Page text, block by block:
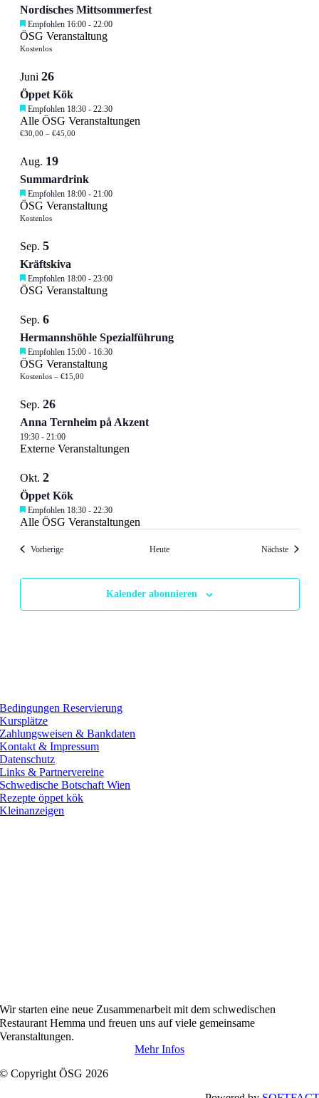
Nordisches Mittsommerfest
Empfohlen 16:00 - 22:00
ÖSG Veranstaltung
Kostenlos
Juni 26
Öppet Kök
Empfohlen 18:30 - 22:30
Alle ÖSG Veranstaltungen
€30,00 – €45,00
Aug. 19
Summardrink
Empfohlen 18:00 - 21:00
ÖSG Veranstaltung
Kostenlos
Sep. 5
Kräftskiva
Empfohlen 18:00 - 23:00
ÖSG Veranstaltung
Sep. 6
Hermannshöhle Spezialführung
Empfohlen 15:00 - 16:30
ÖSG Veranstaltung
Kostenlos – €15,00
Sep. 26
Anna Ternheim på Akzent
19:30 - 21:00
Externe Veranstaltungen
Okt. 2
Öppet Kök
Empfohlen 18:30 - 22:30
Alle ÖSG Veranstaltungen
VorherigeVeranstaltungen Heute Nächste
Kalender abonnieren
Bedingungen Reservierung
Kursplätze
Zahlungsweisen & Bankdaten
Kontakt & Impressum
Datenschutz
Links & Partnervereine
Schwedische Botschaft Wien
Rezepte öppet kök
Kleinanzeigen
Wir starteneine neue Zusammenarbeit mit dem schwedischen
Restaurant Hemma und freuen uns auf viele gemeinsame
Veranstaltungen.
Mehr Infos
© Copyright ÖSG 2026